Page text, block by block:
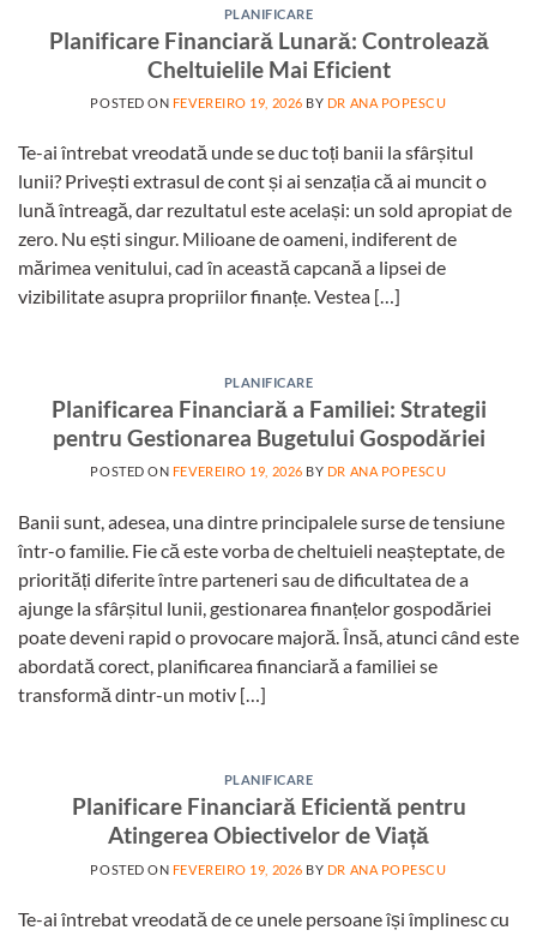
PLANIFICARE
Planificare Financiară Lunară: Controlează
Cheltuielile Mai Eficient
POSTED ON FEVEREIRO 19, 2026 BY DR ANA POPESCU
Te-ai întrebat vreodată unde se duc toți banii la sfârșitul
lunii? Privești extrasul de cont și ai senzația că ai muncit o
lună întreagă, dar rezultatul este același: un sold apropiat de
zero. Nu ești singur. Milioane de oameni, indiferent de
mărimea venitului, cad în această capcană a lipsei de
vizibilitate asupra propriilor finanțe. Vestea […]
PLANIFICARE
Planificarea Financiară a Familiei: Strategii
pentru Gestionarea Bugetului Gospodăriei
POSTED ON FEVEREIRO 19, 2026 BY DR ANA POPESCU
Banii sunt, adesea, una dintre principalele surse de tensiune
într-o familie. Fie că este vorba de cheltuieli neașteptate, de
priorități diferite între parteneri sau de dificultatea de a
ajunge la sfârșitul lunii, gestionarea finanțelor gospodăriei
poate deveni rapid o provocare majoră. Însă, atunci când este
abordată corect, planificarea financiară a familiei se
transformă dintr-un motiv […]
PLANIFICARE
Planificare Financiară Eficientă pentru
Atingerea Obiectivelor de Viață
POSTED ON FEVEREIRO 19, 2026 BY DR ANA POPESCU
Te-ai întrebat vreodată de ce unele persoane își împlinesc cu